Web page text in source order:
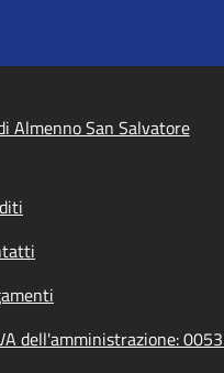
Almenno San Salvatore
dell'amministrazione: